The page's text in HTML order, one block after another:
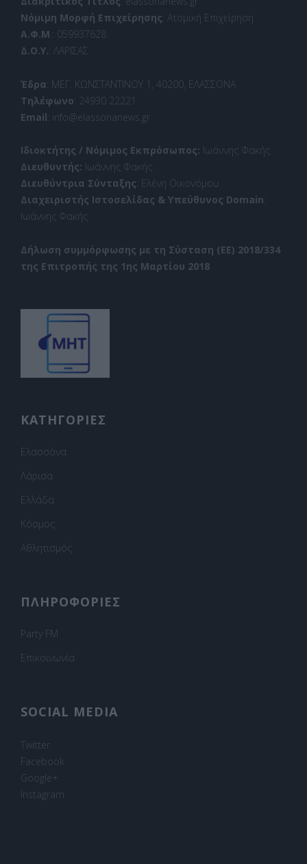
Νόμιμη Μορφή Επιχείρησης: Ατομική Επιχείρηση
Α.Φ.Μ.: 059937628
Δ.Ο.Υ.: ΛΑΡΙΣΑΣ
Έδρα: ΜΕΓ. ΚΩΝΣΤΑΝΤΙΝΟΥ 1, 40200, ΕΛΑΣΣΟΝΑ
Τηλέφωνο: 24930 22221
Email: info@elassonanews.gr
Ιδιοκτήτης / Νόμιμος Εκπρόσωπος: Ιωάννης Φακής
Διευθυντής: Ιωάννης Φακής
Διευθύντρια Σύνταξης: Ελένη Οικονόμου
Διαχειριστής Ιστοσελίδας & Υπεύθυνος Domain:
Ιωάννης Φακής
Δήλωση συμμόρφωσης με τη Σύσταση (ΕΕ) 2018/334
της Επιτροπής της 1ης Μαρτίου 2018
ΚΑΤΗΓΟΡΙΕΣ
Ελασσόνα
Λάρισα
Ελλάδα
Κόσμος
Αθλητισμός
ΠΛΗΡΟΦΟΡΙΕΣ
Party FM
Επικοινωνία
SOCIAL MEDIA
Twitter
Facebook
Google+
Instagram